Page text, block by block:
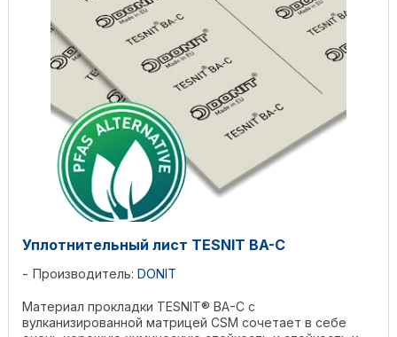
Уплотнительный лист TESNIT BA-C
Производитель: DONIT
Материал прокладки TESNIT® BA-C с
вулканизированной матрицей CSM сочетает в себе